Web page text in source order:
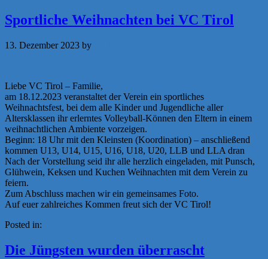
Sportliche Weihnachten bei VC Tirol
13. Dezember 2023 by
Liebe VC Tirol – Familie,
am 18.12.2023 veranstaltet der Verein ein sportliches
Weihnachtsfest, bei dem alle Kinder und Jugendliche aller
Altersklassen ihr erlerntes Volleyball-Können den Eltern in einem
weihnachtlichen Ambiente vorzeigen.
Beginn: 18 Uhr mit den Kleinsten (Koordination) – anschließend
kommen U13, U14, U15, U16, U18, U20, LLB und LLA dran
Nach der Vorstellung seid ihr alle herzlich eingeladen, mit Punsch,
Glühwein, Keksen und Kuchen Weihnachten mit dem Verein zu
feiern.
Zum Abschluss machen wir ein gemeinsames Foto.
Auf euer zahlreiches Kommen freut sich der VC Tirol!
Posted in:
Die Jüngsten wurden überrascht